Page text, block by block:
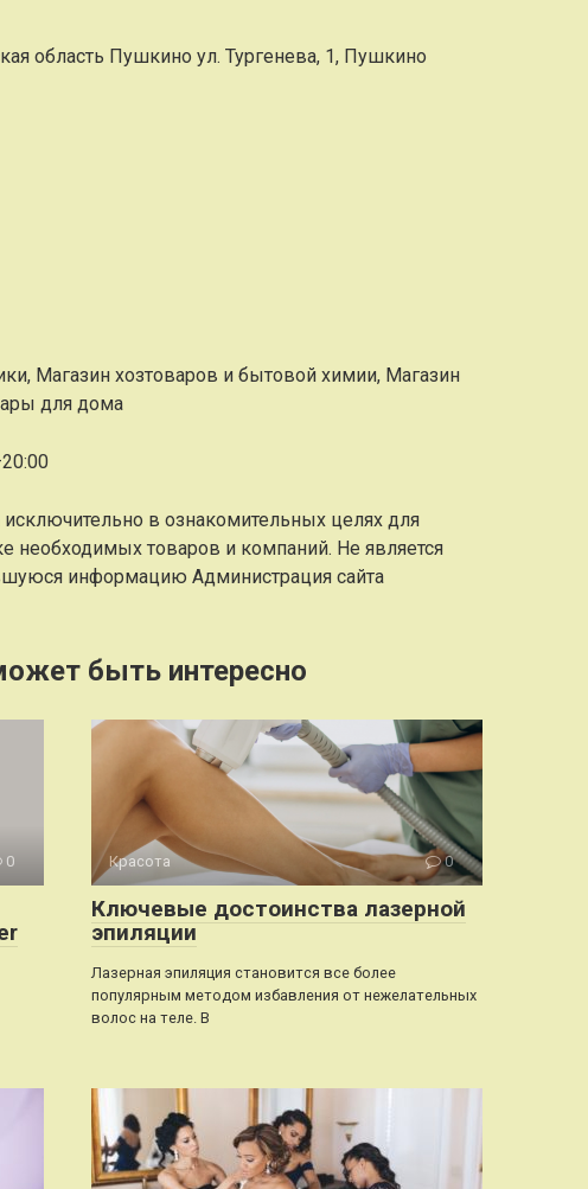
область Пушкино ул. Тургенева, 1, Пушкино
Магазин хозтоваров и бытовой химии, Магазин
для дома
в ознакомительных целях для
необходимых товаров и компаний. Не является
информацию Администрация сайта
быть интересно
0 Красота 0
Ключевые достоинства лазерной
эпиляции
Лазерная эпиляция становится все более
популярным методом избавления от нежелательных
волос на теле. В